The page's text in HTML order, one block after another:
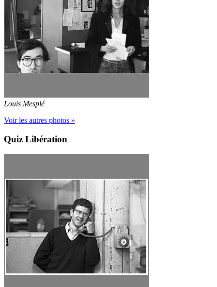
Louis Mesplé
Voir les autres photos »
Quiz Libération